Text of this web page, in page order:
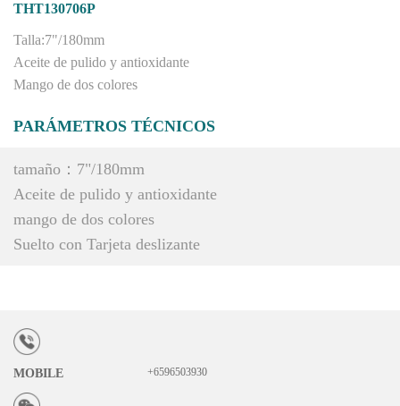
THT130706P
Talla:7"/180mm
Aceite de pulido y antioxidante
Mango de dos colores
PARÁMETROS TÉCNICOS
tamaño：7"/180mm
Aceite de pulido y antioxidante
mango de dos colores
Suelto con Tarjeta deslizante
MOBILE +6596503930